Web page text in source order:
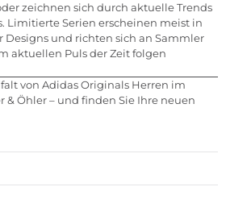
zeichnen sich durch aktuelle Trends
Limitierte Serien erscheinen meist in
Designs und richten sich an Sammler
aktuellen Puls der Zeit folgen
von Adidas Originals Herren im
& Öhler – und finden Sie Ihre neuen